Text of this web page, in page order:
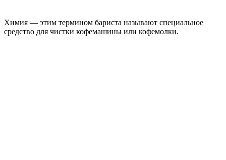
Химия — этим термином бариста называют специальное
средство для чистки кофемашины или кофемолки.